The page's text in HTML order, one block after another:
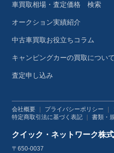
車買取相場・査定価格 検索
オークション実績紹介
中古車買取お役立ちコラム
キャンピングカーの買取について
査定申し込み
会社概要 プライバシーポリシー
特定商取引法に基づく表記
書類・
クイック・ネットワーク株
〒650-0037